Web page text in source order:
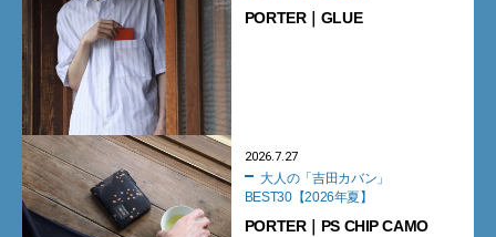
PORTER｜GLUE
2026.7.27
BEST30【2026年夏】
PORTER｜PS CHIP CAMO